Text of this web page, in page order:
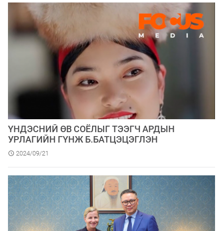
ҮНДЭСНИЙ ӨВ СОЁЛЫГ ТЭЭГЧ АРДЫН
УРЛАГИЙН ГҮНЖ Б.БАТЦЭЦЭГЛЭН
2024/09/21